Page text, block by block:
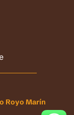
Royo Marín